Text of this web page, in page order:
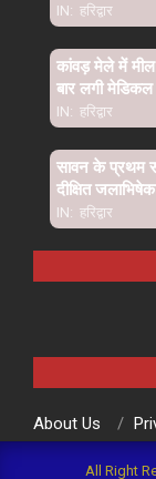
IN: हरिद्वार
कांवड़ मेले में मील
बार लगी
IN: हरिद्वार
सावन के प्रथम
दीक्षित
IN: हरिद्वार
About Us
All Right